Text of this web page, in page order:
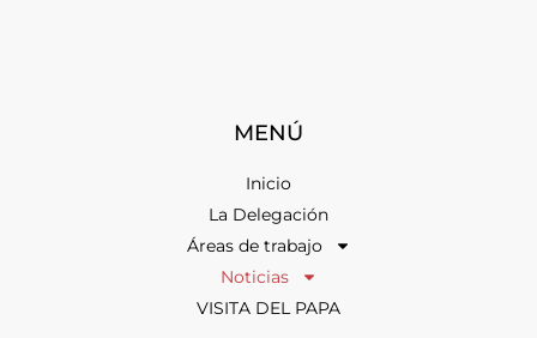
MENÚ
Inicio
La Delegación
Áreas de trabajo
Noticias
VISITA DEL PAPA